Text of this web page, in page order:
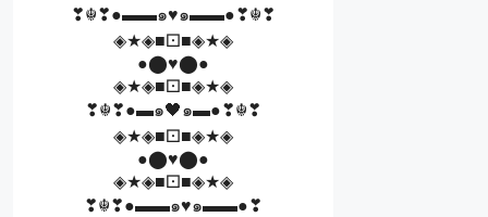
❣☬❣●▬▬๑♥️๑▬▬●❣☬❣
◈★◈■⚀■◈★◈
●⬤♥️⬤●
◈★◈■⚀■◈★◈
❣☬❣●▬๑🖤๑▬●❣☬❣
◈★◈■⚀■◈★◈
●⬤♥️⬤●
◈★◈■⚀■◈★◈
❣☬❣●▬▬๑♥️๑▬▬●❣